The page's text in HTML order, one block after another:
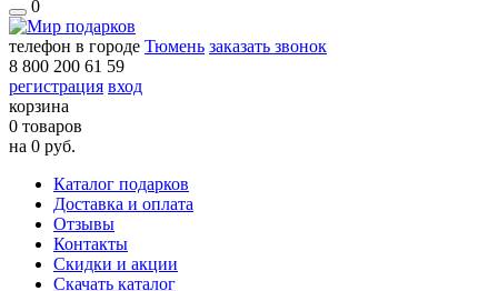
0
телефон в городе Тюмень заказать звонок
8 800 200 61 59
регистрация вход
корзина
0 товаров
на 0 руб.
Каталог подарков
Доставка и оплата
Отзывы
Контакты
Скидки и акции
Скачать каталог